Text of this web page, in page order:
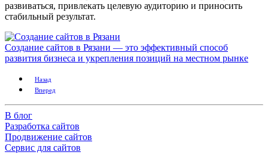
развиваться, привлекать целевую аудиторию и приносить
стабильный результат.
Создание сайтов в Рязани — это эффективный способ
развития бизнеса и укрепления позиций на местном рынке
Назад
Вперед
В блог
Разработка сайтов
Продвижение сайтов
Сервис для сайтов